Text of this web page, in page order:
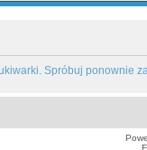
Spróbuj ponownie